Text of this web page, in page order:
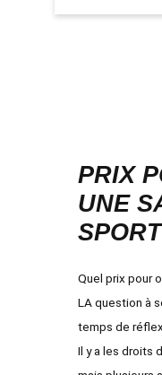
PRIX
UNE
SPORT
Quel prix pour
LA question à
temps de
Il y a les droits